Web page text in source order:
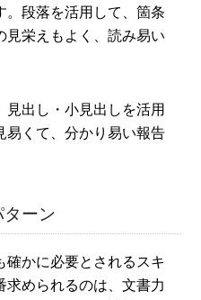
。段落を活用して、箇条
見栄えもよく、読み易い
出し・小見出しを活用
易くて、分かり易い報告
ターン
確かに必要とされるスキ
求められるのは、文書力